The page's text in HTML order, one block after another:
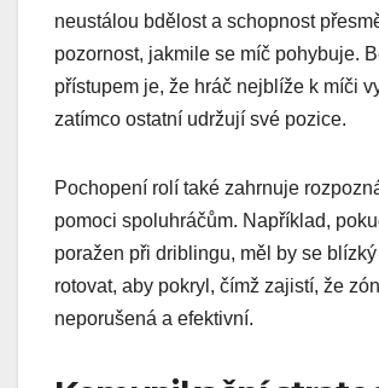
neustálou bdělost a schopnost
pozornost, jakmile se míč pohybuje.
přístupem je, že hráč nejblíže k míči
zatímco ostatní udržují své pozice.
Pochopení rolí také zahrnuje
pomoci spoluhráčům. Například,
poražen při driblingu, měl by se
rotovat, aby pokryl, čímž zajistí, že
neporušená a efektivní.